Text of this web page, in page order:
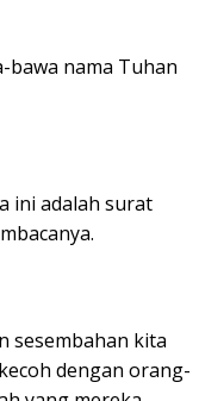
bawa nama Tuhan
ini adalah surat
sesembahan kita
dengan orang-